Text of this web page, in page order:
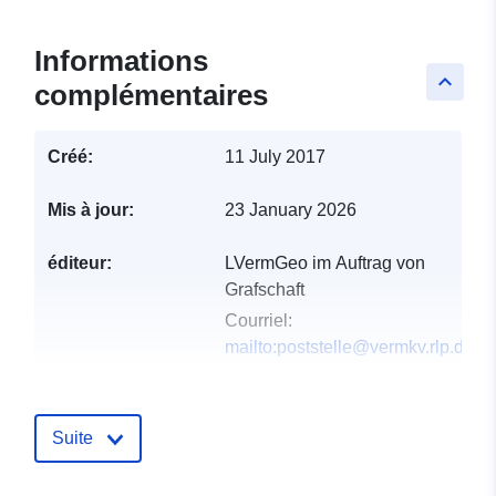
keyboard_arrow_up
Informations
complémentaires
Créé: 11 July 2017
Mis à jour: 23 January 2026
éditeur:
LVermGeo im Auftrag von
Grafschaft
Courriel:
mailto:poststelle@vermkv.rlp.de
catalogue:
Suite